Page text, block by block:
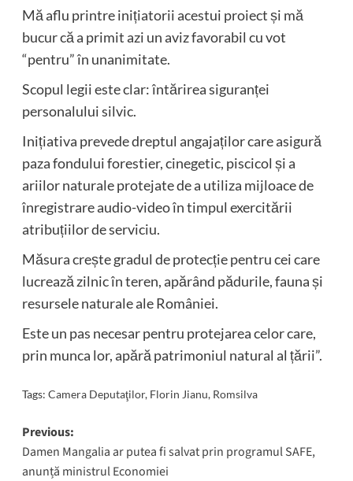
Mă aflu printre inițiatorii acestui proiect și mă
bucur că a primit azi un aviz favorabil cu vot
“pentru” în unanimitate.
Scopul legii este clar: întărirea siguranței
personalului silvic.
Inițiativa prevede dreptul angajaților care asigură
paza fondului forestier, cinegetic, piscicol și a
ariilor naturale protejate de a utiliza mijloace de
înregistrare audio-video în timpul exercitării
atribuțiilor de serviciu.
Măsura crește gradul de protecție pentru cei care
lucrează zilnic în teren, apărând pădurile, fauna și
resursele naturale ale României.
Este un pas necesar pentru protejarea celor care,
prin munca lor, apără patrimoniul natural al țării”.
Tags: Camera Deputaţilor, Florin Jianu, Romsilva
Post
navigation
Previous:
Damen Mangalia ar putea fi salvat prin programul SAFE,
anunță ministrul Economiei